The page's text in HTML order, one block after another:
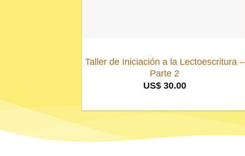
Taller de Iniciación a la Lectoescritura –
Parte 2
US$30.00